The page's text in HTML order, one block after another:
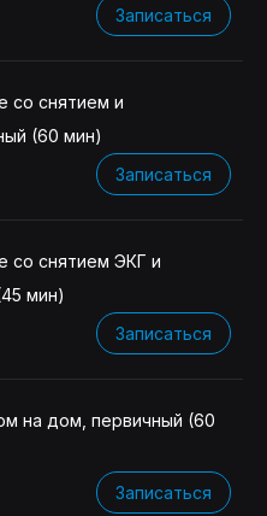
Записаться
со снятием и
(60 мин)
Записаться
со снятием ЭКГ и
мин)
Записаться
на дом, первичный (60
Записаться